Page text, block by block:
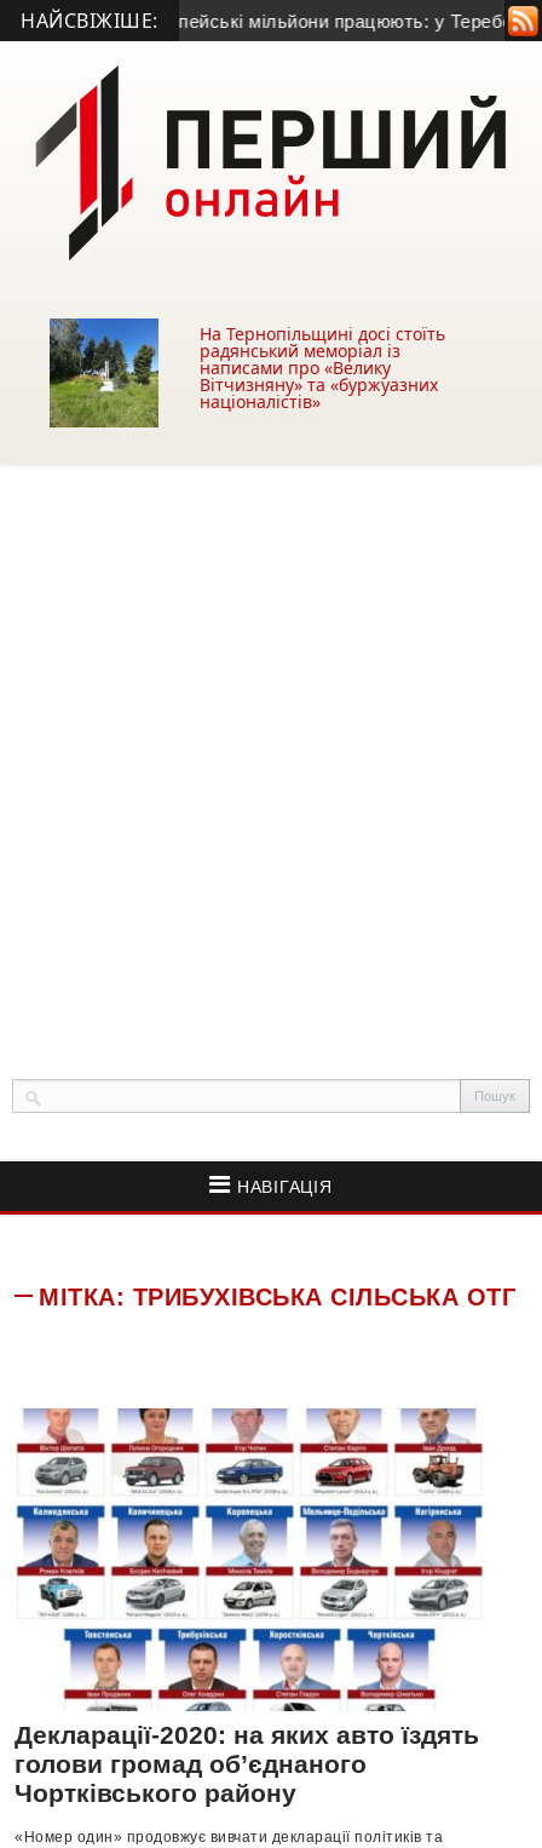
НАЙСВІЖІШЕ:• Європейські мільйони працюють: у Теребовлі
На Тернопільщині досі стоїть
радянський меморіал із
написами про «Велику
Вітчизняну» та «буржуазних
націоналістів»
НАВІГАЦІЯ
МІТКА: ТРИБУХІВСЬКА СІЛЬСЬКА ОТГ
Декларації-2020: на яких авто їздять
голови громад об’єднаного
Чортківського району
«Номер один» продовжує вивчати декларації політиків та